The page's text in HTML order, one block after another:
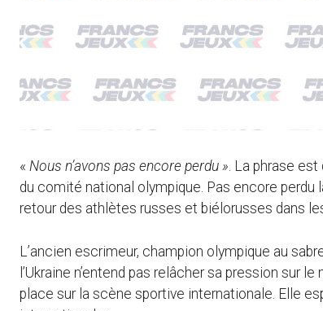
« Nous n’avons pas encore perdu ». La phrase
du comité national olympique. Pas encore
retour des athlètes russes et biélorusses dans
L’ancien escrimeur, champion olympique au
l’Ukraine n’entend pas relâcher sa pression sur
place sur la scène sportive internationale. Elle